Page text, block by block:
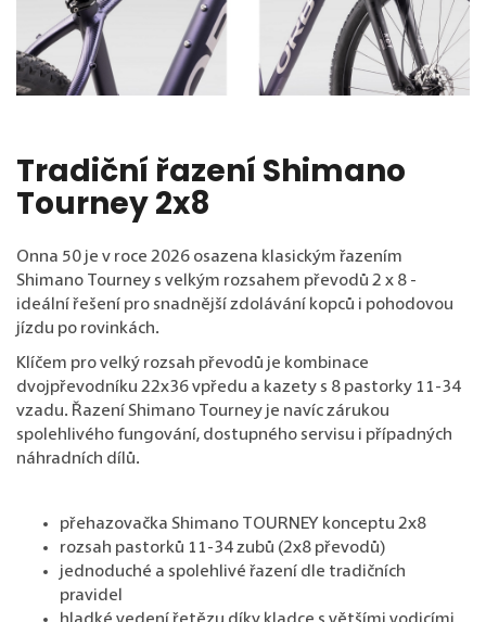
Tradiční řazení Shimano
Tourney 2x8
Onna 50 je v roce 2026 osazena klasickým řazením
Shimano Tourney s velkým rozsahem převodů 2 x 8 -
ideální řešení pro snadnější zdolávání kopců i pohodovou
jízdu po rovinkách.
Klíčem pro velký rozsah převodů je kombinace
dvojpřevodníku 22x36 vpředu a kazety s 8 pastorky 11-34
vzadu. Řazení Shimano Tourney je navíc zárukou
spolehlivého fungování, dostupného servisu i případných
náhradních dílů.
přehazovačka Shimano TOURNEY konceptu 2x8
rozsah pastorků 11-34 zubů (2x8 převodů)
jednoduché a spolehlivé řazení dle tradičních
pravidel